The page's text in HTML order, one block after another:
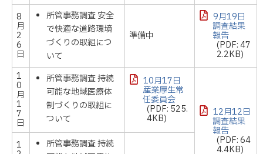
8
月
2
6
日
所管事務調査 安全
で快適な道路環境
づくりの取組につ
いて
準備中
9月19日
調査結果
報告
(PDF: 47
2.2KB)
1
0
月
1
7
日
所管事務調査 持続
可能な地域医療体
制づくりの取組に
ついて
10月17日
産業厚生常
任委員会
(PDF: 525.
4KB)
12月12日
調査結果
報告
(PDF: 64
4.4KB)
1
所管事務調査 持続